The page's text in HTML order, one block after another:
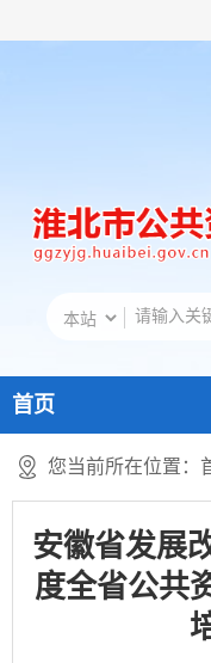
首页
您当前所在位置：
安徽省发展
度全省公共